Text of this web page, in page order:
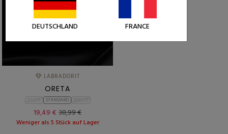
LABRADORIT
ORETA
STANDARD
19,49 € 38,99 €
Weniger als 5 Stück auf Lager
DEUTSCHLAND FRANCE